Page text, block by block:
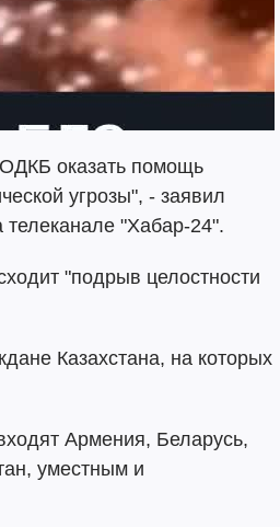
ОДКБ оказать помощь
угрозы", - заявил
телеканале "Хабар-24".
"подрыв целостности
Казахстана, на которых
Армения, Беларусь,
уместным и